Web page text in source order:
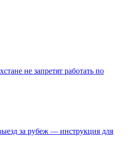
не запретят работать по
за рубеж — инструкция для